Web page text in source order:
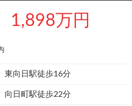
1,898万円
東向日駅徒歩16分
向日町駅徒歩22分